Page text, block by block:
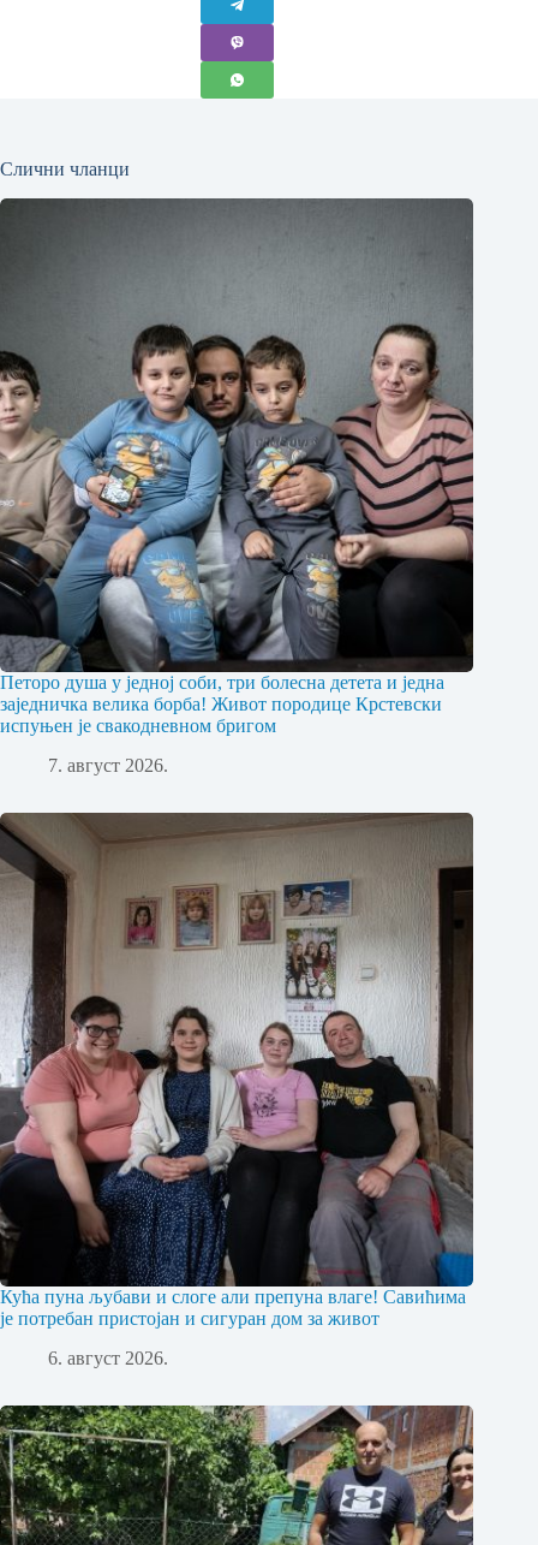
Слични чланци
Петоро душа у једној соби, три болесна детета и једна
заједничка велика борба! Живот породице Крстевски
испуњен је свакодневном бригом
7. август 2026.
Кућа пуна љубави и слоге али препуна влаге! Савићима
је потребан пристојан и сигуран дом за живот
6. август 2026.